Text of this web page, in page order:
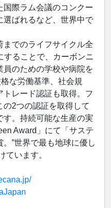
国際ラム会議のコンクー
選ばれるなど、世界中で
までのライフサイクル全
することで、カーボンニ
員のための学校や病院を
な労働基準、社会規
レード認証も取得。フ
の2つの認証を取得して
す。持続可能な生産の実
Award」にて「サステ
”世界で最も地球に優し
ています。